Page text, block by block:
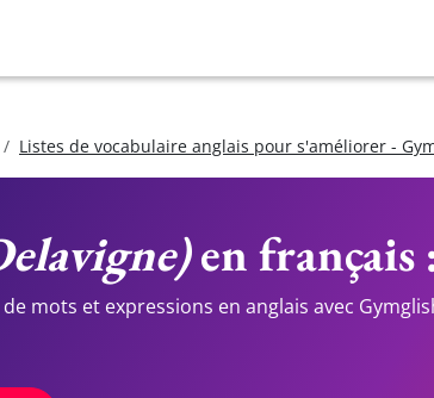
Listes de vocabulaire anglais pour s'améliorer -
en
mots et expressions en anglais avec